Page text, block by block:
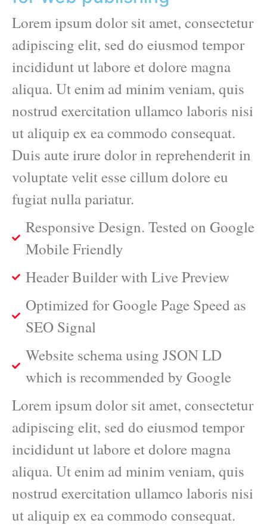
Lorem ipsum dolor sit amet, consectetur
adipiscing elit, sed do eiusmod tempor
incididunt ut labore et dolore magna
aliqua. Ut enim ad minim veniam, quis
nostrud exercitation ullamco laboris nisi
ut aliquip ex ea commodo consequat.
Duis aute irure dolor in reprehenderit in
voluptate velit esse cillum dolore eu
fugiat nulla pariatur.
Responsive Design. Tested on Google
Mobile Friendly
Header Builder with Live Preview
Optimized for Google Page Speed as
SEO Signal
Website schema using JSON LD
which is recommended by Google
Lorem ipsum dolor sit amet, consectetur
adipiscing elit, sed do eiusmod tempor
incididunt ut labore et dolore magna
aliqua. Ut enim ad minim veniam, quis
nostrud exercitation ullamco laboris nisi
ut aliquip ex ea commodo consequat.